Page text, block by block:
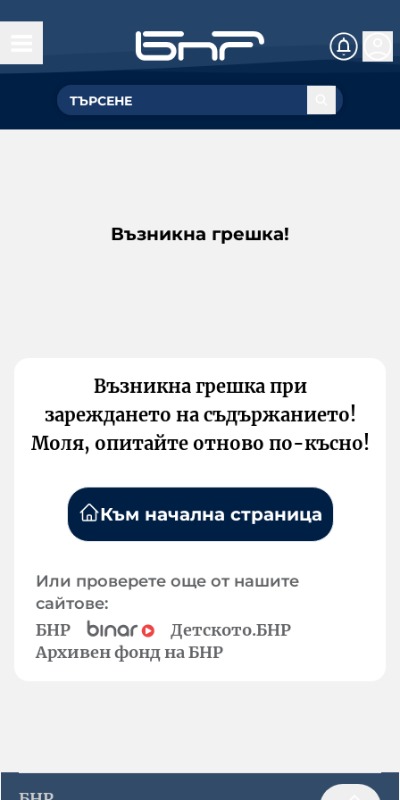
Възникна грешка!
Възникна грешка при
зареждането на съдържанието!
Моля, опитайте отново по-късно!
Към начална страница
Или проверете още от нашите
сайтове:
БНР
Детското.БНР
Архивен фонд на БНР